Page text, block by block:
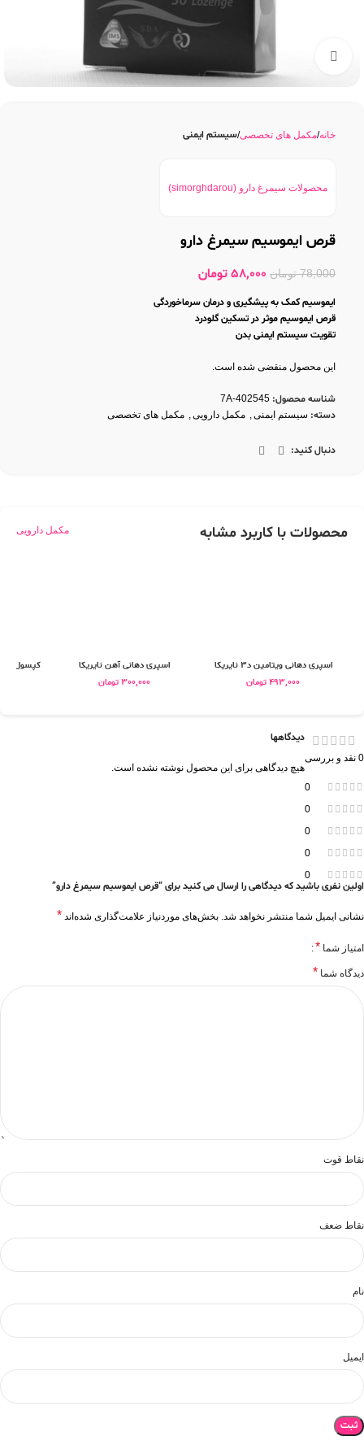
خانه مکمل های تخصصی سیستم ایمنی
محصولات سیمرغ دارو (simorghdarou)
قرص ایموسیم سیمرغ دارو
78,000 تومان 58,000تومان
ایموسیم کمک به پیشگیری و درمان سرماخوردگی
قرص ایموسیم موثر در تسکین گلودرد
تقویت سیستم ایمنی بدن
این محصول منقضی شده است.
شناسه محصول: 7A-402545
دسته: سیستم ایمنی, مکمل دارویی, مکمل های تخصصی
دنبال کنید:
محصولات با کاربرد مشابه مکمل دارویی
اسپری دهانی ویتامین د3 نایریکا
493,000 تومان
اسپری دهانی آهن نایریکا
300,000 تومان
کپسول ویتامین د3
0 نقد و بررسی
0
0
0
0
0
دیدگاهها
هیچ دیدگاهی برای این محصول نوشته نشده است.
اولین نفری باشید که دیدگاهی را ارسال می کنید برای “قرص ایموسیم سیمرغ دارو”
نشانی ایمیل شما منتشر نخواهد شد. بخش‌های موردنیاز علامت‌گذاری شده‌اند *
امتیاز شما *
دیدگاه شما *
نقاط قوت
نقاط ضعف
نام
ایمیل